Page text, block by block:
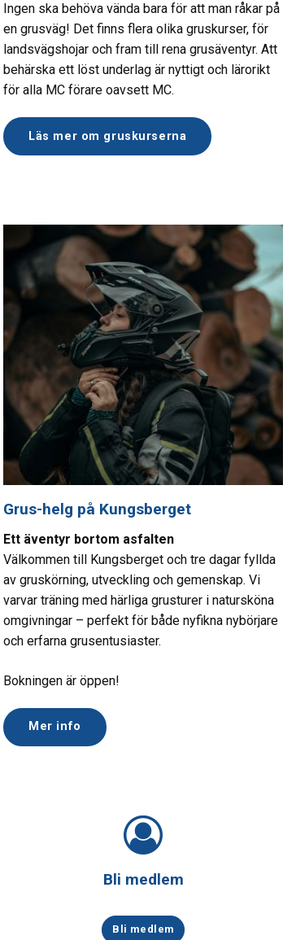
Ingen ska behöva vända bara för att man råkar på
en grusväg! Det finns flera olika gruskurser, för
landsvägshojar och fram till rena grusäventyr. Att
behärska ett löst underlag är nyttigt och lärorikt
för alla MC förare oavsett MC.
Läs mer om gruskurserna
Grus-helg på Kungsberget
Ett äventyr bortom asfalten
Välkommen till Kungsberget och tre dagar fyllda
av gruskörning, utveckling och gemenskap. Vi
varvar träning med härliga grusturer i natursköna
omgivningar – perfekt för både nyfikna nybörjare
och erfarna grusentusiaster.
Bokningen är öppen!
Mer info
Bli medlem
Bli medlem